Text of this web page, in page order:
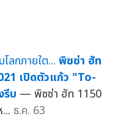
พิซซ่า ฮัท
เปิดตัวแก้ว "To-
รีบ — พิซซ่า ฮัท 1150
ธ.ค. 63